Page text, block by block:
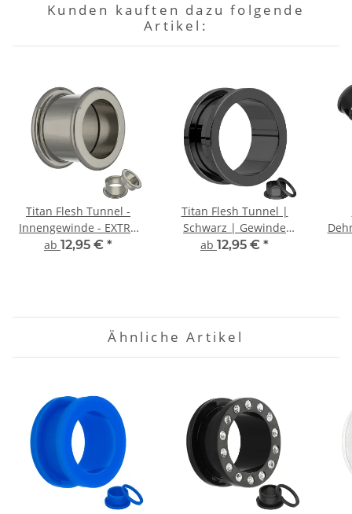
Kunden kauften dazu folgende
Artikel:
Titan Flesh Tunnel -
Innengewinde - EXTRA
LANG
ab 12,95 € *
Titan Flesh Tunnel |
Schwarz | Gewinde
Ohrtunnel
ab 12,95 € *
Ähnliche Artikel